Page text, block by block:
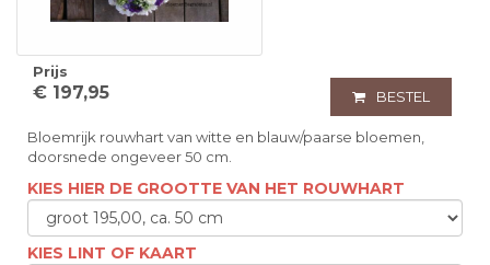
Prijs
€ 197,95 BESTEL
Bloemrijk rouwhart van witte en blauw/paarse bloemen,
doorsnede ongeveer 50 cm.
KIES HIER DE GROOTTE VAN HET ROUWHART
KIES LINT OF KAART